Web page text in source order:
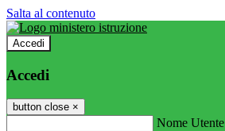
Salta al contenuto
Accedi
Accedi
button close ×
Nome Utente